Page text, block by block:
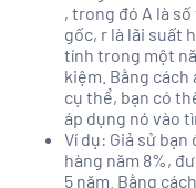
Vận chuyển / Giao nhận /
Xây dựng
Xuất nhập khẩu
Y tế / Chăm sóc sức khỏe
Bảo trì / Sửa chữa
, trong đó A là
gốc, r là lãi suất
tính trong một
kiệm. Bằng cách
cụ thể, bạn có
áp dụng nó vào
Ví dụ: Giả sử
hàng năm 8%,
5 năm. Bằng